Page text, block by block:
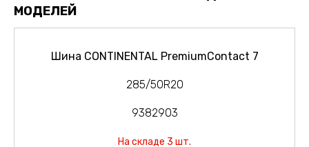
МОДЕЛЕЙ
Шина CONTINENTAL PremiumContact 7
285/50R20
9382903
На складе 3 шт.